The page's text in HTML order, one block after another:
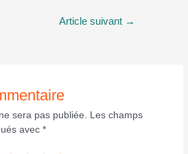
Article suivant →
sera pas publiée. Les champs
avec *